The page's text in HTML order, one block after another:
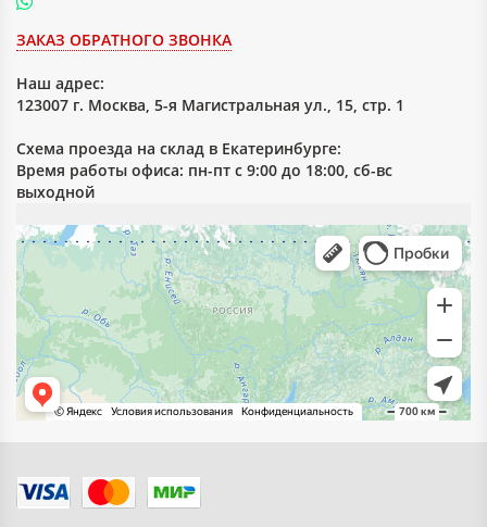
ЗАКАЗ ОБРАТНОГО ЗВОНКА
Наш адрес:
123007 г. Москва, 5-я Магистральная ул., 15, стр. 1
Схема проезда на склад в Екатеринбурге:
Время работы офиса: пн-пт с 9:00 до 18:00, сб-вс
выходной